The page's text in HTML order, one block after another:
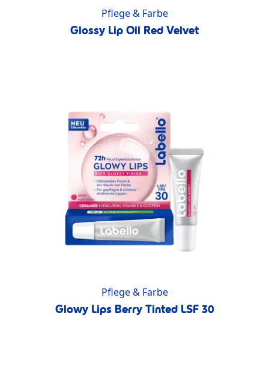
Pflege & Farbe
Glossy Lip Oil Red Velvet
Pflege & Farbe
Glowy Lips Berry Tinted LSF 30